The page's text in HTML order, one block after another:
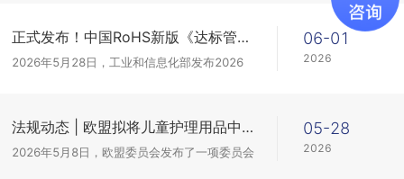
正式发布！中国RoHS新版《达标管理目录》和《例外清单》来了
2026年5月28日，工业和信息化部发布2026
（以下简称“《达标管理目录》”）和《...
06-01
2026
法规动态 | 欧盟拟将儿童护理用品中CMR物质纳入REACH监管
2026年5月8日，欧盟委员会发布了一项委员会
05-28
2026